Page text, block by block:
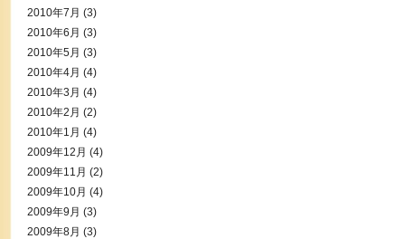
2010年7月 (3)
2010年6月 (3)
2010年5月 (3)
2010年4月 (4)
2010年3月 (4)
2010年2月 (2)
2010年1月 (4)
2009年12月 (4)
2009年11月 (2)
2009年10月 (4)
2009年9月 (3)
2009年8月 (3)